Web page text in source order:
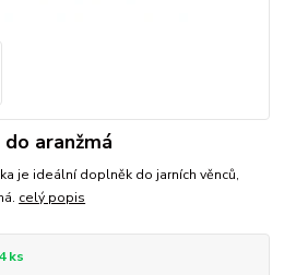
aranžmá
je ideální doplněk do jarních věnců,
celý popis
ks